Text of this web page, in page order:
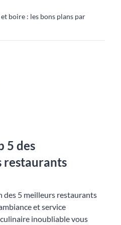
boire : les bons plans par
5 des
restaurants
des 5 meilleurs restaurants
et service
inoubliable vous